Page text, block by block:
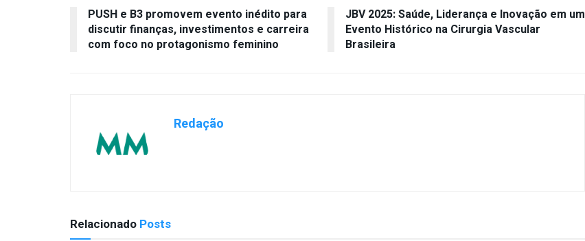
PUSH e B3 promovem evento inédito para
discutir finanças, investimentos e carreira
com foco no protagonismo feminino
JBV 2025: Saúde, Liderança e Inovação em um
Evento Histórico na Cirurgia Vascular
Brasileira
Redação
Relacionado Posts